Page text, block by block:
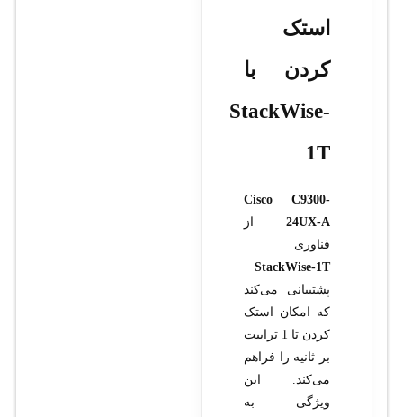
استک
کردن با
StackWise-
1T
Cisco C9300-
24UX-Aاز
فناوری
StackWise-1T
پشتیبانی می‌کند
که امکان استک
کردن تا 1 ترابیت
بر ثانیه را فراهم
می‌کند. این
ویژگی به